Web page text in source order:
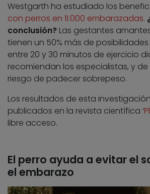
Westgarth ha estudiado los
con perros en 11.000 embarazadas.
conclusión? Las gestantes
tienen un 50% más de
entre 20 y 30 minutos de ejercicio
recomiendan los especialistas, y de
riesgo de padecer sobrepeso.
Los resultados de esta
publicados en la revista científica ‘
libre acceso.
El perro ayuda a evitar el
el embarazo